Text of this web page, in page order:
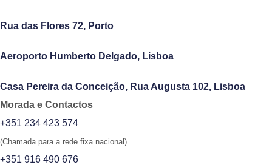
Rua das Flores 72, Porto
Aeroporto Humberto Delgado, Lisboa
Casa Pereira da Conceição, Rua Augusta 102, Lisboa
Morada e Contactos
+351 234 423 574
(Chamada para a rede fixa nacional)
+351 916 490 676